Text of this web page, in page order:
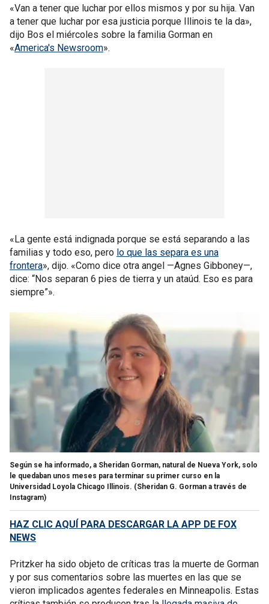
«Van a tener que luchar por ellos mismos y por su hija. Van
a tener que luchar por esa justicia porque Illinois te la da»,
dijo Bos el miércoles sobre la familia Gorman en
«America's Newsroom».
«La gente está indignada porque se está separando a las
familias y todo eso, pero lo que las separa es una
frontera», dijo. «Como dice otra angel —Agnes Gibboney—,
dice: “Nos separan 6 pies de tierra y un ataúd. Eso es para
siempre”».
Según se ha informado, a Sheridan Gorman, natural de Nueva York, solo
le quedaban unos meses para terminar su primer curso en la
Universidad Loyola Chicago Illinois. (Sheridan G. Gorman a través de
Instagram)
HAZ CLIC AQUÍ PARA DESCARGAR LA APP DE FOX
NEWS
Pritzker ha sido objeto de críticas tras la muerte de Gorman
y por sus comentarios sobre las muertes en las que se
vieron implicados agentes federales en Minneapolis. Estas